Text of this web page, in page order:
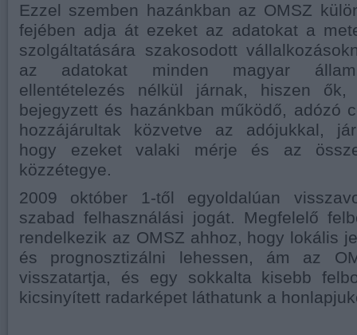
Ezzel szemben hazánkban az OMSZ
fejében adja át ezeket az adatokat a
szolgáltatására szakosodott
az adatokat minden magyar
ellentételezés nélkül járnak, hiszen
bejegyzett és hazánkban működő, adózó
hozzájárultak közvetve az adójukkal,
hogy ezeket valaki mérje és az
közzétegye.
2009 október 1-től egyoldalúan
szabad felhasználási jogát. Megfelelő
rendelkezik az OMSZ ahhoz, hogy lokális
és prognosztizálni lehessen, ám az
visszatartja, és egy sokkalta kisebb
kicsinyített radarképet láthatunk a